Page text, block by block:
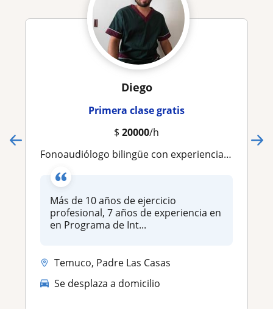
Diego
Primera clase gratis
$ 20000/h
Fonoaudiólogo bilingüe con experiencia nacional e internacional
Más de 10 años de ejercicio
profesional, 7 años de experiencia en
en Programa de Int...
Temuco, Padre Las Casas
Se desplaza a domicilio